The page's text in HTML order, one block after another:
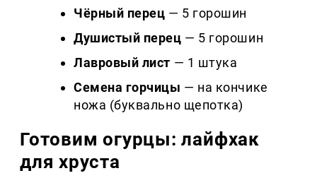
Чёрный перец — 5 горошин
Душистый перец — 5 горошин
Лавровый лист — 1 штука
Семена горчицы — на кончике
ножа (буквально щепотка)
Готовим огурцы: лайфхак
для хруста